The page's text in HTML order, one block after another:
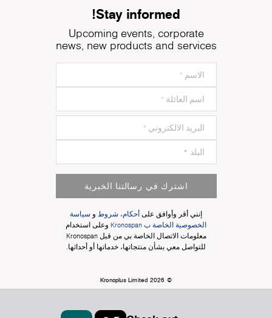
Stay informed!
Upcoming events, corporate
news, new products and services
اشترك في رسالتنا الخبرية
إنني أقر وأوافق علىأحكام، شروطو سياسة
الخصوصية الخاصة ب Kronospan
وعلى استخدام
معلومات الاتصال الخاصة بي من قبل Kronospan
للتواصل معي بشأن منتجاتها، خدماتها أو أحداثها.